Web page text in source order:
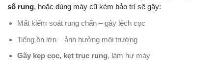
số rung, hoặc dùng máy cũ kém bảo trì sẽ gây:
Mất kiểm soát rung chấn – gây lệch cọc
Tiếng ồn lớn – ảnh hưởng môi trường
Gãy kẹp cọc, kẹt trục rung, làm hư máy